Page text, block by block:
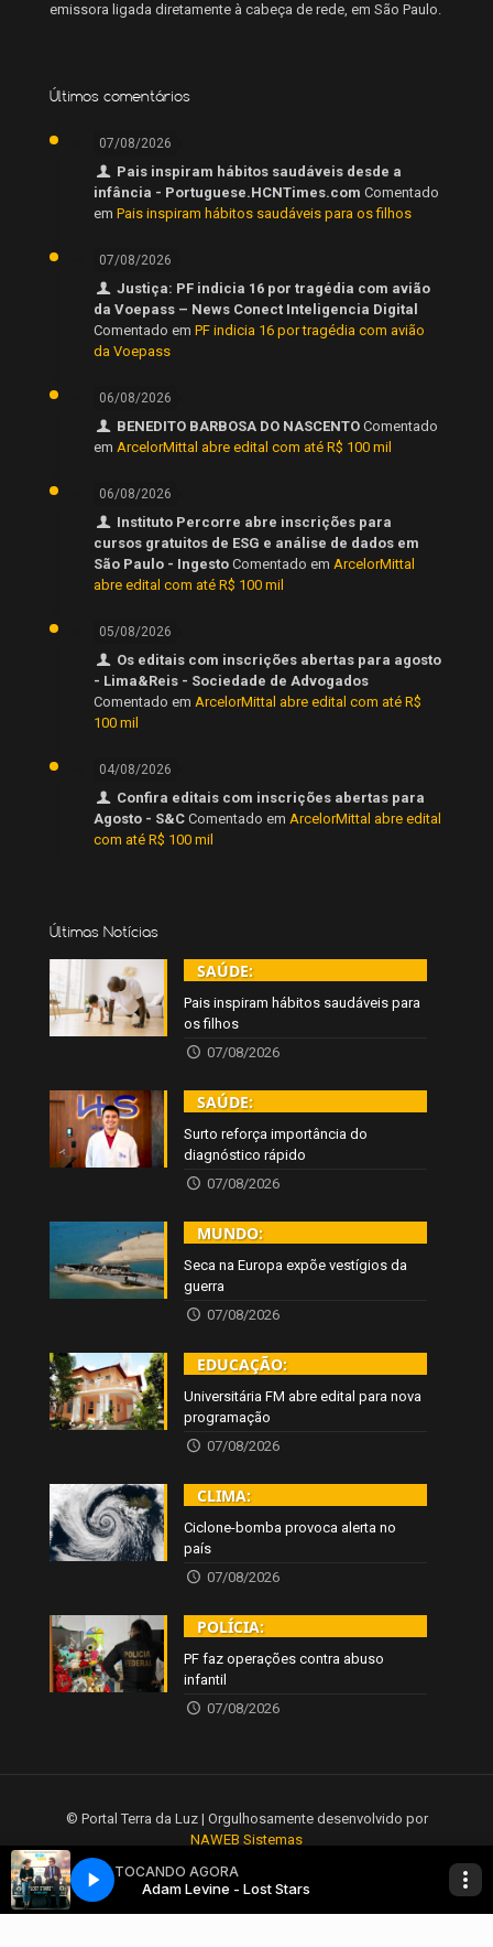
emissora ligada diretamente à cabeça de rede, em São Paulo.
Últimos comentários
07/08/2026
Pais inspiram hábitos saudáveis desde a
infância - Portuguese.HCNTimes.com Comentado
em Pais inspiram hábitos saudáveis para os filhos
07/08/2026
Justiça: PF indicia 16 por tragédia com avião
da Voepass – News Conect Inteligencia Digital
Comentado em PF indicia 16 por tragédia com avião
da Voepass
06/08/2026
BENEDITO BARBOSA DO NASCENTO Comentado
em ArcelorMittal abre edital com até R$ 100 mil
06/08/2026
Instituto Percorre abre inscrições para
cursos gratuitos de ESG e análise de dados em
São Paulo - Ingesto Comentado em ArcelorMittal
abre edital com até R$ 100 mil
05/08/2026
Os editais com inscrições abertas para agosto
- Lima&Reis - Sociedade de Advogados
Comentado em ArcelorMittal abre edital com até R$
100 mil
04/08/2026
Confira editais com inscrições abertas para
Agosto - S&C Comentado em ArcelorMittal abre edital
com até R$ 100 mil
Últimas Notícias
SAÚDE:
Pais inspiram hábitos saudáveis para
os filhos
07/08/2026
SAÚDE:
Surto reforça importância do
diagnóstico rápido
07/08/2026
MUNDO:
Seca na Europa expõe vestígios da
guerra
07/08/2026
EDUCAÇÃO:
Universitária FM abre edital para nova
programação
07/08/2026
CLIMA:
Ciclone-bomba provoca alerta no
país
07/08/2026
POLÍCIA:
PF faz operações contra abuso
infantil
07/08/2026
© Portal Terra da Luz | Orgulhosamente desenvolvido por
NAWEB Sistemas